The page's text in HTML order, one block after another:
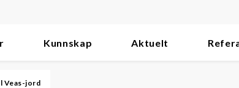
Kunnskap Aktuelt
Veas-jord